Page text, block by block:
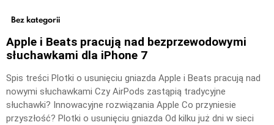
Bez kategorii
Apple i Beats pracują nad bezprzewodowymi
słuchawkami dla iPhone 7
Spis treści Plotki o usunięciu gniazda Apple i Beats pracują nad
nowymi słuchawkami Czy AirPods zastąpią tradycyjne
słuchawki? Innowacyjne rozwiązania Apple Co przyniesie
przyszłość? Plotki o usunięciu gniazda Od kilku już dni w sieci